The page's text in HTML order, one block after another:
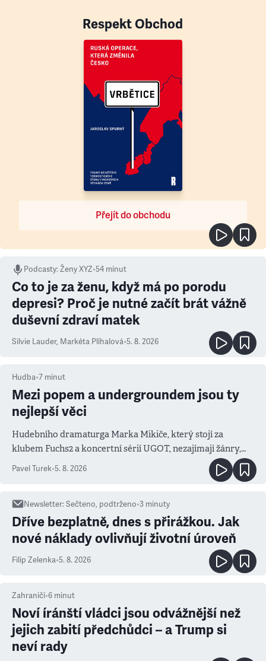
Respekt Obchod
Přejít do obchodu
Podcasty:Ženy XYZ•54 minut
Co to je za ženu, když má po porodu
depresi? Proč je nutné začít brát vážně
duševní zdraví matek
Silvie Lauder, Markéta Plíhalová•5. 8. 2026
Hudba•7 minut
Mezi popem a undergroundem jsou ty
nejlepší věci
Hudebního dramaturga Marka Mikiče, který stojí za
klubem Fuchs2 a koncertní sérií UGOT, nezajímají žánry,
ale atmosféra
Pavel Turek•5. 8. 2026
Newsletter:Sečteno, podtrženo•3 minuty
Dříve bezplatně, dnes s přirážkou. Jak
nové náklady ovlivňují životní úroveň
Filip Zelenka•5. 8. 2026
Zahraničí•6 minut
Noví íránští vládci jsou odvážnější než
jejich zabití předchůdci – a Trump si
neví rady